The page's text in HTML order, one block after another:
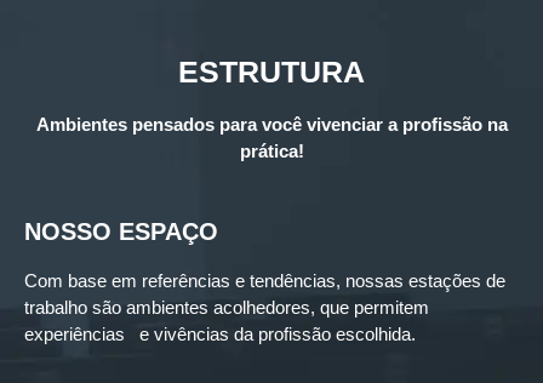
ESTRUTURA
Ambientes pensados para você vivenciar a profissão na
prática!
NOSSO ESPAÇO
Com base em referências e tendências, nossas estações de
trabalho são ambientes acolhedores, que permitem
experiências e vivências da profissão escolhida.